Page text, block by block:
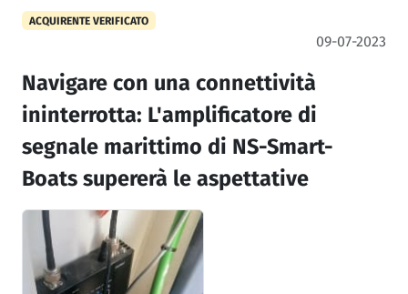
ACQUIRENTE VERIFICATO
09-07-2023
Navigare con una connettività
ininterrotta: L'amplificatore di
segnale marittimo di NS-Smart-
Boats supererà le aspettative